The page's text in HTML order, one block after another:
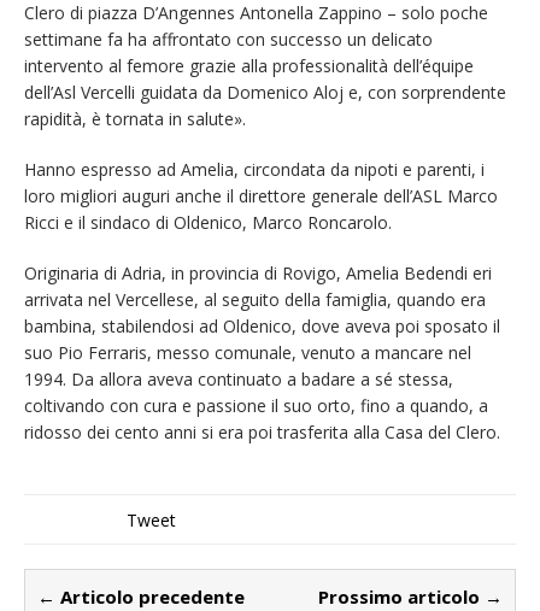
Clero di piazza D’Angennes Antonella Zappino – solo poche
settimane fa ha affrontato con successo un delicato
intervento al femore grazie alla professionalità dell’équipe
dell’Asl Vercelli guidata da Domenico Aloj e, con sorprendente
rapidità, è tornata in salute».
Hanno espresso ad Amelia, circondata da nipoti e parenti, i
loro migliori auguri anche il direttore generale dell’ASL Marco
Ricci e il sindaco di Oldenico, Marco Roncarolo.
Originaria di Adria, in provincia di Rovigo, Amelia Bedendi eri
arrivata nel Vercellese, al seguito della famiglia, quando era
bambina, stabilendosi ad Oldenico, dove aveva poi sposato il
suo Pio Ferraris, messo comunale, venuto a mancare nel
1994. Da allora aveva continuato a badare a sé stessa,
coltivando con cura e passione il suo orto, fino a quando, a
ridosso dei cento anni si era poi trasferita alla Casa del Clero.
Tweet
← Articolo precedente Prossimo articolo →